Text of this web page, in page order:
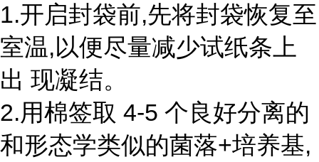
1.开启封袋前,先将封袋恢复至
室温,以便尽量减少试纸条上
出 现凝结。
2.用棉签取 4-5 个良好分离的
和形态学类似的菌落+培养基,